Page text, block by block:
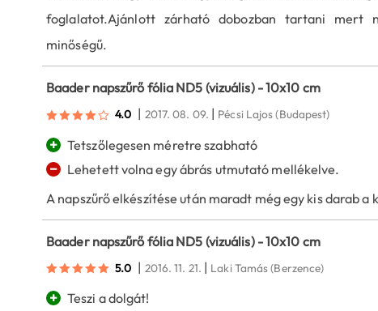
foglalatot.Ajánlott zárható dobozban tartani mert
minőségű.
Baader napszűrő fólia ND5 (vizuális) - 10x10 cm
4.0 | 2017. 08. 09. | Pécsi Lajos(Budapest)
+ Tetszőlegesen méretre szabható
−
Lehetett volna egy ábrás utmutató mellékelve.
A napszűrő elkészítése után maradt még egy kis darab a
Baader napszűrő fólia ND5 (vizuális) - 10x10 cm
5.0 | 2016. 11. 21. | Laki Tamás(Berzence)
+ Teszi a dolgát!